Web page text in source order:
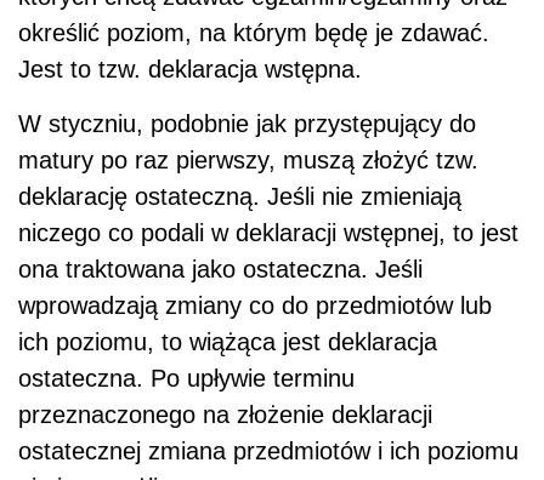
określić poziom, na którym będę je zdawać.
Jest to tzw. deklaracja wstępna.
W styczniu, podobnie jak przystępujący do
matury po raz pierwszy, muszą złożyć tzw.
deklarację ostateczną. Jeśli nie zmieniają
niczego co podali w deklaracji wstępnej, to jest
ona traktowana jako ostateczna. Jeśli
wprowadzają zmiany co do przedmiotów lub
ich poziomu, to wiążąca jest deklaracja
ostateczna. Po upływie terminu
przeznaczonego na złożenie deklaracji
ostatecznej zmiana przedmiotów i ich poziomu